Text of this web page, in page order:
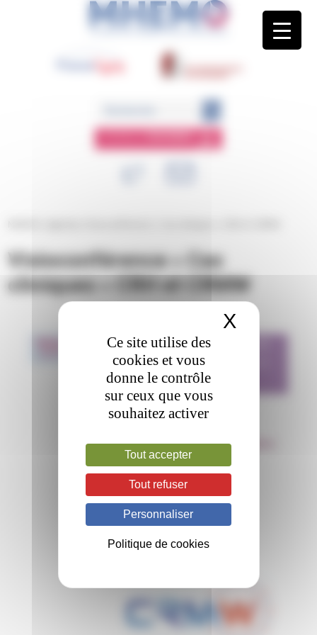
ESPACEMEMBRE
Visioconférence « Cas
cliniques » CRH et CRMW
VISIOCONFÉRENCE
« CAS CLINIQUES »
CRH ET CRMW
16H30 - 18H30
Réunion réservée aux membres
des centres de références
Panneau de gestion des cookies
Ce site utilise des
cookies et vous
donne le contrôle
sur ceux que vous
souhaitez activer
Tout accepter
Tout refuser
Personnaliser
Politique de cookies
X